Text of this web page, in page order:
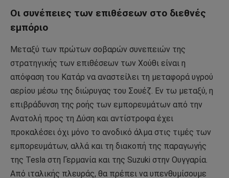
Οι συνέπειες των επιθέσεων στο διεθνές
εμπόριο
Μεταξύ των πρώτων σοβαρών συνεπειών της
στρατηγικής των επιθέσεων των Χούθι είναι η
απόφαση του Κατάρ να αναστείλει τη μεταφορά υγρού
αερίου μέσω της διώρυγας του Σουέζ. Εν τω μεταξύ, η
επιβράδυνση της ροής των εμπορευμάτων από την
Ανατολή προς τη Δύση και αντίστροφα έχει
προκαλέσει όχι μόνο το ανοδικό άλμα στις τιμές των
εμπορευμάτων, αλλά και τη διακοπή της παραγωγής
της Tesla στη Γερμανία και της Suzuki στην Ουγγαρία.
Από ιταλικής πλευράς, θα πρέπει να υπενθυμίσουμε